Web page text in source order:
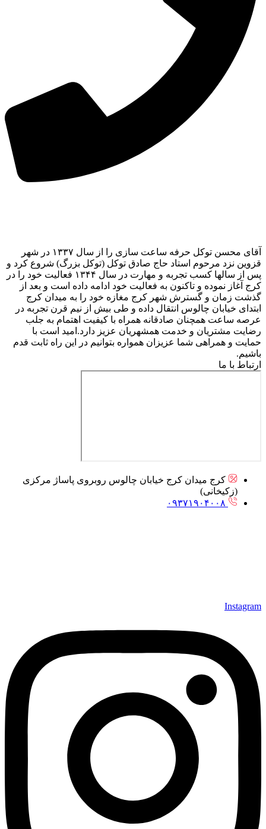
آقای محسن توکل حرفه ساعت سازی را از سال ۱۳۳۷ در شهر
قزوین نزد مرحوم استاد حاج صادق توکل (توکل بزرگ) شروع کرد و
پس از سالها کسب تجربه و مهارت در سال ۱۳۴۴ فعالیت خود را در
کرج آغاز نموده و تاکنون به فعالیت خود ادامه داده است و بعد از
گذشت زمان و گسترش شهر کرج مغازه خود را به میدان کرج
ابتدای خیابان چالوس انتقال داده و طی بیش از نیم قرن تجربه در
عرصه ساعت همچنان صادقانه همراه با کیفیت اهتمام به جلب
رضایت مشتریان و خدمت همشهریان عزیز دارد.امید است با
حمایت و همراهی شما عزیزان همواره بتوانیم در این راه ثابت قدم
باشیم.
ارتباط با ما
کرج میدان کرج خیابان چالوس روبروی پاساژ مرکزی
(زکیخانی)
۰۹۳۷۱۹۰۴۰۰۸
Instagram